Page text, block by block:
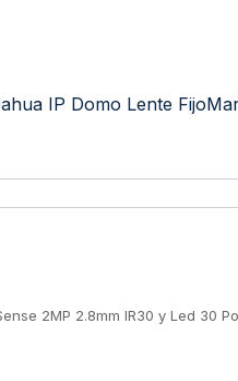
IP Domo Lente Fijo
2MP 2.8mm IR30 y Led 30